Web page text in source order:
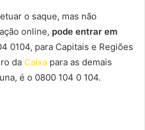
o saque, mas não
online, pode entrar em
0104, para Capitais e Regiões
da Caixa para as demais
é o 0800 104 0 104.